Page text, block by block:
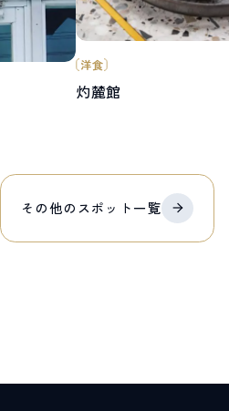
その他の スポット 一覧
洋食
灼麓館